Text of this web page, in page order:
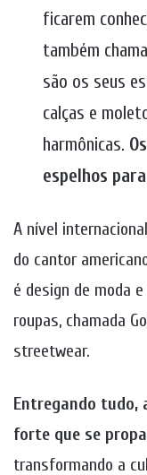
ficarem
também
são os seus
calças e
harmônicas.
espelhos
A nível
do cantor
é design de moda
roupas, chamada
streetwear.
Entregando tudo,
forte que se
transformando a